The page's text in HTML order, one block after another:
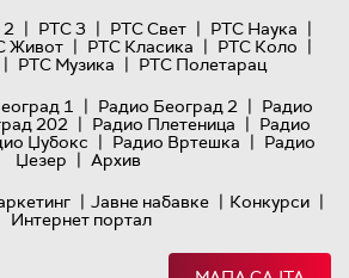
2 | РТС 3 | РТС Свет | РТС Наука |
Живот | РТС Класика | РТС Коло |
| РТС Музика | РТС Полетарац
1 | Радио Београд 2 | Радио
202 | Радио Плетеница | Радио
Џубокс | Радио Вртешка | Радио
Џезер | Архив
| Јавне набавке | Конкурси |
Интернет портал